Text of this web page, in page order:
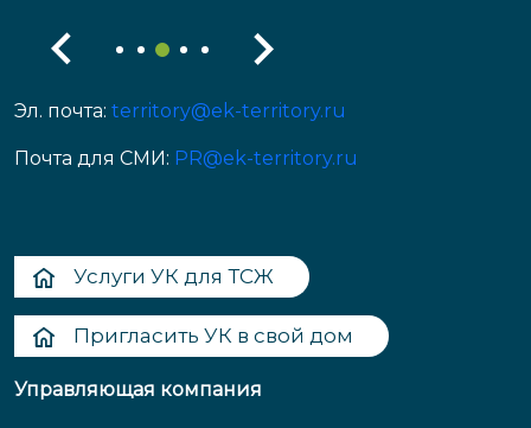
Эл. почта: territory@ek-territory.ru
Почта для СМИ: PR@ek-territory.ru
Услуги УК для ТСЖ
Пригласить УК в свой дом
Управляющая компания